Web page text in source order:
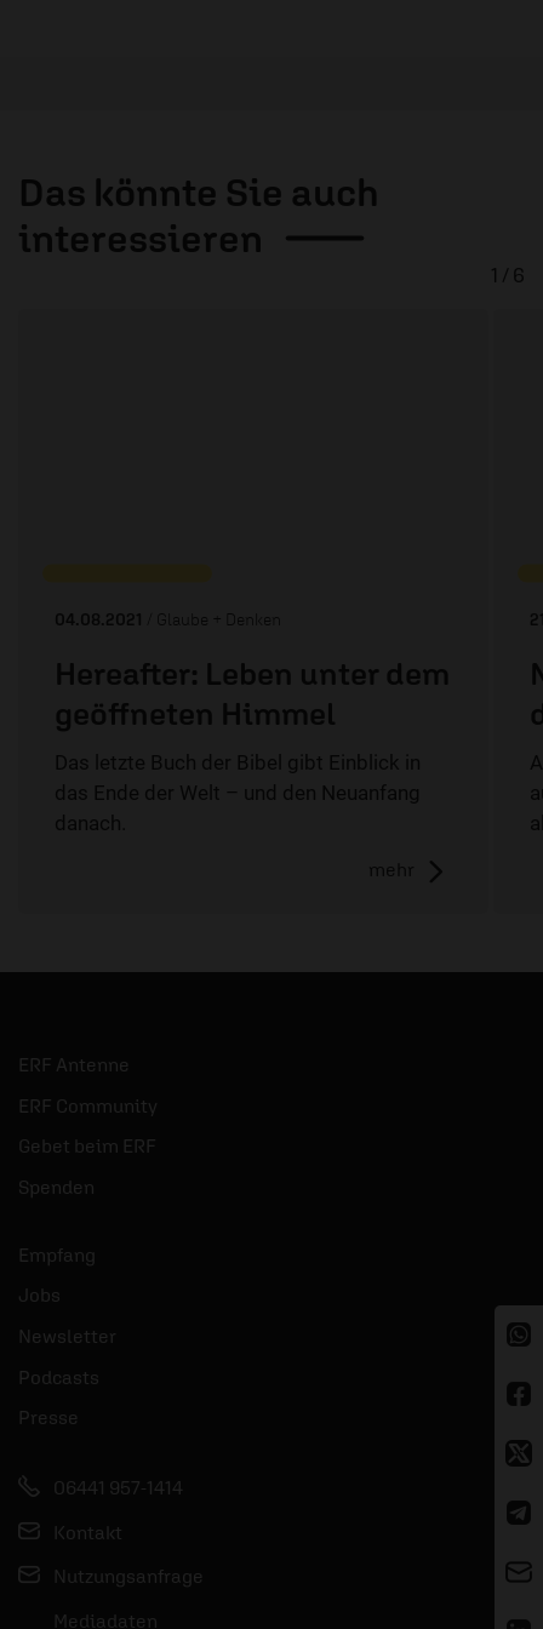
Das könnte Sie auch
interessieren
04.08.2021 / Glaube + Denken
Hereafter: Leben unter dem
geöffneten Himmel
Das letzte Buch der Bibel gibt Einblick in
das Ende der Welt – und den Neuanfang
danach.
mehr
1 / 6
ERF Antenne
ERF Community
Gebet beim ERF
Spenden
Empfang
Jobs
Newsletter
Podcasts
Presse
06441 957-1414
Kontakt
Nutzungsanfrage
Mediadaten